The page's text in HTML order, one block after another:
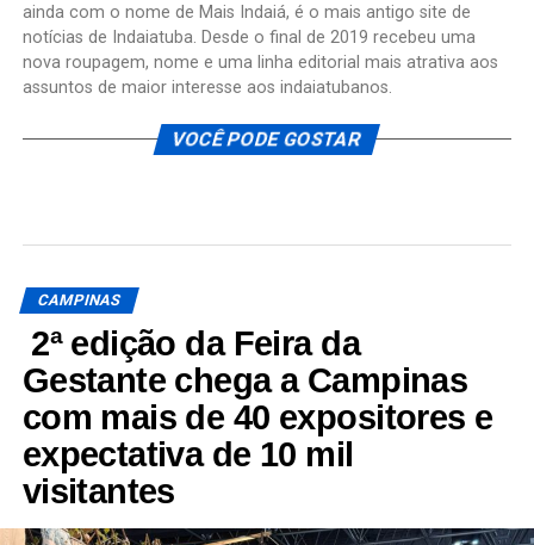
ainda com o nome de Mais Indaiá, é o mais antigo site de
notícias de Indaiatuba. Desde o final de 2019 recebeu uma
nova roupagem, nome e uma linha editorial mais atrativa aos
assuntos de maior interesse aos indaiatubanos.
VOCÊ PODE GOSTAR
CAMPINAS
2ª edição da Feira da
Gestante chega a Campinas
com mais de 40 expositores e
expectativa de 10 mil
visitantes